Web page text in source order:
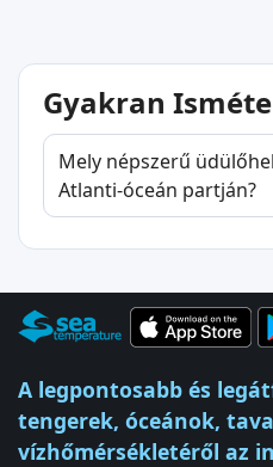
Gyakran
Mely népszerű
Atlanti-óceán partján?
A legpontosabb és
tengerek, óceánok,
vízhőmérsékletéről az